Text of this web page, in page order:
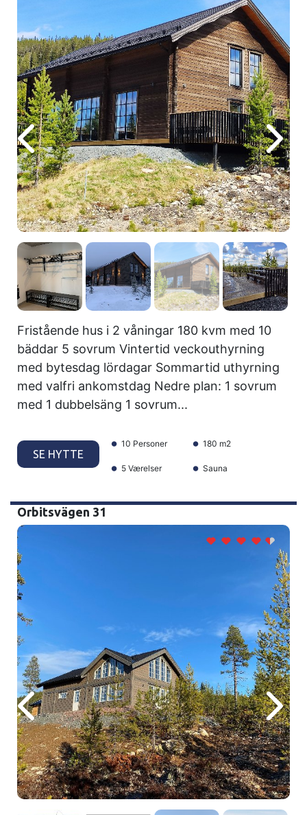
Fristående hus i 2 våningar 180 kvm med 10
bäddar 5 sovrum Vintertid veckouthyrning
med bytesdag lördagar Sommartid uthyrning
med valfri ankomstdag Nedre plan: 1 sovrum
med 1 dubbelsäng 1 sovrum...
SE HYTTE
10 Personer 180 m2
5 Værelser Sauna
Orbitsvägen 31